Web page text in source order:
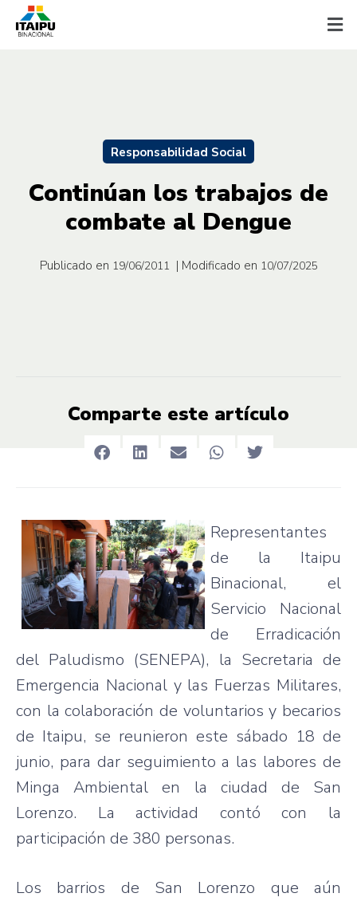
Responsabilidad Social
Continúan los trabajos de
combate al Dengue
Publicado en 19/06/2011 | Modificado en 10/07/2025
Comparte este artículo
Representantes
de la Itaipu
Binacional, el
Servicio Nacional
de Erradicación
del Paludismo (SENEPA), la Secretaria de
Emergencia Nacional y las Fuerzas Militares,
con la colaboración de voluntarios y becarios
de Itaipu, se reunieron este sábado 18 de
junio, para dar seguimiento a las labores de
Minga Ambiental en la ciudad de San
Lorenzo. La actividad contó con la
participación de 380 personas.
Los barrios de San Lorenzo que aún